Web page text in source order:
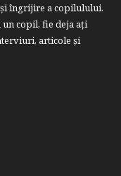
îngrijire a copilulului.
un copil, fie deja aţi
articole şi